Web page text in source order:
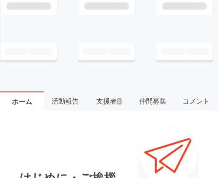
ホーム 活動報告 支援者 2 仲間募集 コメント